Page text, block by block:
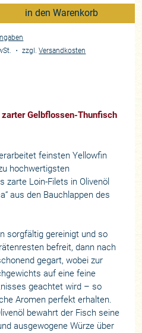
in den Warenkorb
・zzgl.Versandkosten
Gelbflossen-Thunfisch
feinsten Yellowfin
hochwertigsten
zarte Loin-Filets in Olivenöl
aus den Bauchlappen des
sorgfältig gereinigt und so
befreit, dann nach
gegart, wobei zur
auf eine feine
geachtet wird – so
Aromen perfekt erhalten.
bewahrt der Fisch seine
ausgewogene Würze über